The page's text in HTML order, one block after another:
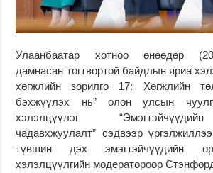
Улаанбаатар хотноо өнөөдөр
дамнасан тогтвортой байдлын яриа
хөгжлийн зорилго 17: Хөгжлийн
бэхжүүлэх нь” олон улсын
хэлэлцүүлэг
чадавхжуулалт” сэдвээр
түвшин дэх эмэгтэйчүүдийн
хэлэлцүүлгийн модератороор